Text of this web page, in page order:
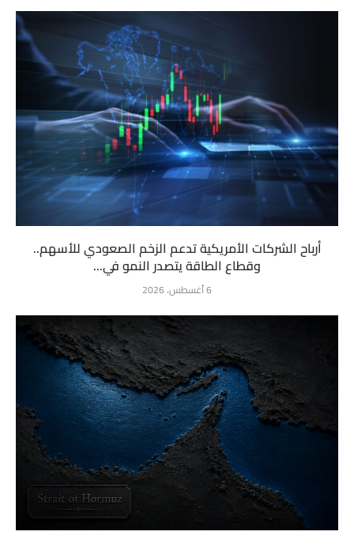
أرباح الشركات الأمريكية تدعم الزخم الصعودي للأسهم..
وقطاع الطاقة يتصدر النمو في...
6 أغسطس، 2026